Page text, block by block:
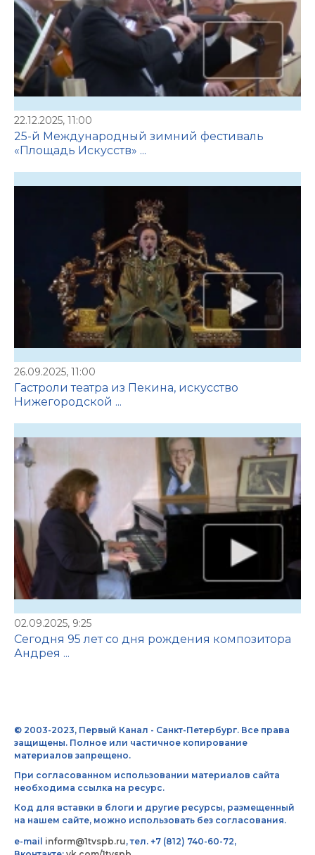
22.12.2025, 11:00
25-й Международный зимний фестиваль
«Площадь Искусств» ...
26.09.2025, 11:00
Гастроли театра из Пекина, искусство
Нижегородской ...
02.09.2025, 9:25
Сегодня 95 лет со дня рождения композитора
Андрея ...
© 2003-2023, Первый Канал - Санкт-Петербург. Все права
защищены. Полное или частичное копирование
материалов запрещено.
При согласованном использовании материалов сайта
необходима ссылка на ресурс.
Код для вставки в блоги и другие ресурсы, размещенный
на нашем сайте, можно использовать без согласования.
e-mail inform@1tvspb.ru, тел. +7 (812) 740-60-72,